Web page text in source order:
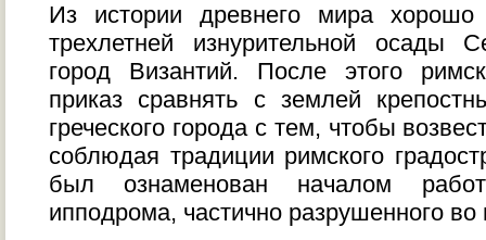
Из истории древнего мира хорошо
трехлетней изнурительной осады
город Византий. После этого
приказ сравнять с землей
греческого города с тем, чтобы
соблюдая традиции римского
был ознаменован началом
ипподрома, частично разрушенного